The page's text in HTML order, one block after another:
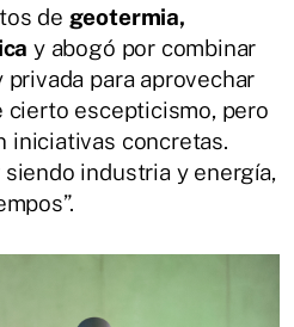
de geotermia,
y abogó por combinar
para aprovechar
cierto escepticismo, pero
iniciativas concretas.
industria y energía,